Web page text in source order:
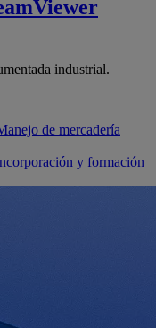
industrial.
de mercadería
y formación